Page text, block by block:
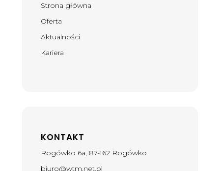
Strona główna
Oferta
Aktualności
Kariera
KONTAKT
Rogówko 6a, 87-162 Rogówko
biuro@wtm.net.pl